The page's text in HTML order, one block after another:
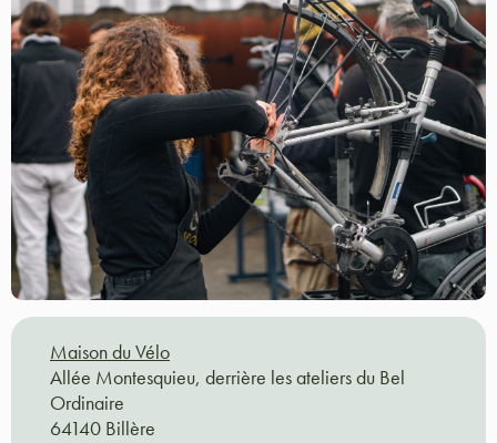
Maison du Vélo
Allée Montesquieu, derrière les ateliers du Bel
Ordinaire
64140 Billère